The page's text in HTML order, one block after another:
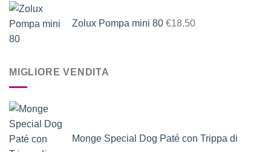
Zolux Pompa mini 80 €18.50
MIGLIORE VENDITA
Monge Special Dog Paté con Trippa di